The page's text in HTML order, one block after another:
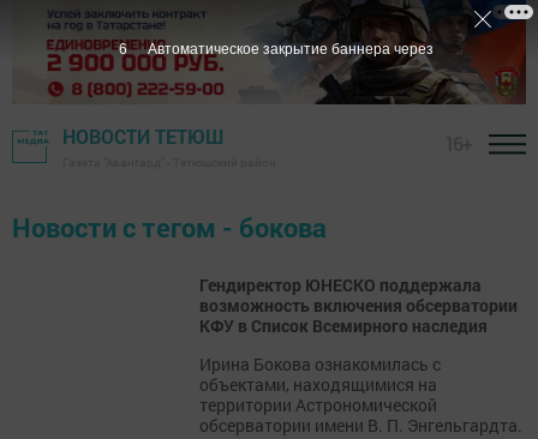
НОВОСТИ ТЕТЮШ
Новости с тегом - бокова
Гендиректор ЮНЕСКО поддержала
возможность включения обсерватории
КФУ в Список Всемирного наследия
Ирина Бокова ознакомилась с
объектами, находящимися на
территории Астрономической
обсерватории имени В. П. Энгельгардта.
6 Автоматическое закрытие баннера через